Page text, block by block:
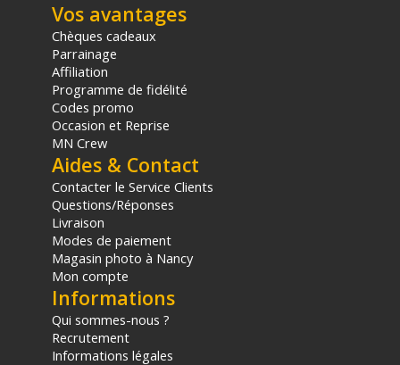
Vos avantages
Chèques cadeaux
Parrainage
Affiliation
Programme de fidélité
Codes promo
Occasion et Reprise
MN Crew
Aides & Contact
Contacter le Service Clients
Questions/Réponses
Livraison
Modes de paiement
Magasin photo à Nancy
Mon compte
Informations
Qui sommes-nous ?
Recrutement
Informations légales